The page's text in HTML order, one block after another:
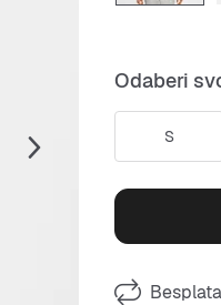
Odaberi
S